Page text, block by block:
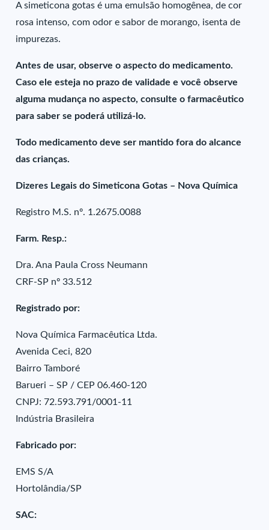
A simeticona gotas é uma emulsão homogênea, de cor
rosa intenso, com odor e sabor de morango, isenta de
impurezas.
Antes de usar, observe o aspecto do medicamento.
Caso ele esteja no prazo de validade e você observe
alguma mudança no aspecto, consulte o farmacêutico
para saber se poderá utilizá-lo.
Todo medicamento deve ser mantido fora do alcance
das crianças.
Dizeres Legais do Simeticona Gotas – Nova Química
Registro M.S. nº. 1.2675.0088
Farm. Resp.:
Dra. Ana Paula Cross Neumann
CRF-SP nº 33.512
Registrado por:
Nova Química Farmacêutica Ltda.
Avenida Ceci, 820
Bairro Tamboré
Barueri – SP / CEP 06.460-120
CNPJ: 72.593.791/0001-11
Indústria Brasileira
Fabricado por:
EMS S/A
Hortolândia/SP
SAC: